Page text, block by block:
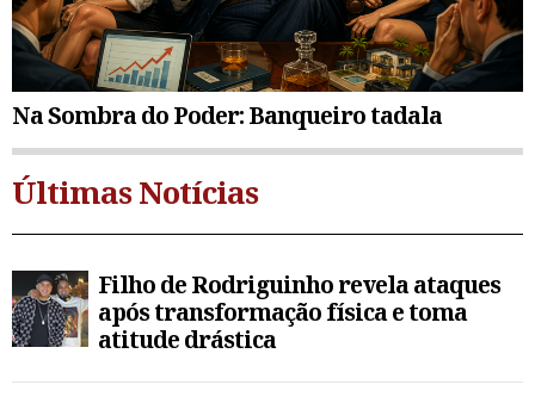
Na Sombra do Poder: Banqueiro tadala
Últimas Notícias
Filho de Rodriguinho revela ataques
após transformação física e toma
atitude drástica